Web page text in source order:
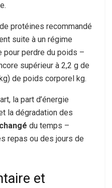
protéines recommandé
suite à un régime
pour perdre du poids –
supérieur à 2,2 g de
de poids corporel kg.
la part d’énergie
la dégradation des
du temps –
repas ou des jours de
et